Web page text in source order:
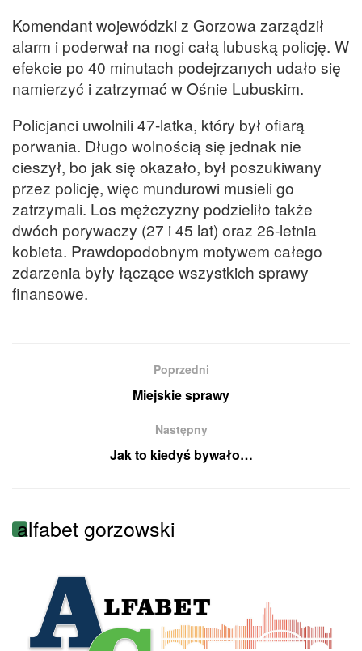
Komendant wojewódzki z Gorzowa zarządził
alarm i poderwał na nogi całą lubuską policję. W
efekcie po 40 minutach podejrzanych udało się
namierzyć i zatrzymać w Ośnie Lubuskim.
Policjanci uwolnili 47-latka, który był ofiarą
porwania. Długo wolnością się jednak nie
cieszył, bo jak się okazało, był poszukiwany
przez policję, więc mundurowi musieli go
zatrzymali. Los mężczyzny podzieliło także
dwóch porywaczy (27 i 45 lat) oraz 26-letnia
kobieta. Prawdopodobnym motywem całego
zdarzenia były łączące wszystkich sprawy
finansowe.
Poprzedni
Miejskie sprawy
Następny
Jak to kiedyś bywało…
alfabet gorzowski